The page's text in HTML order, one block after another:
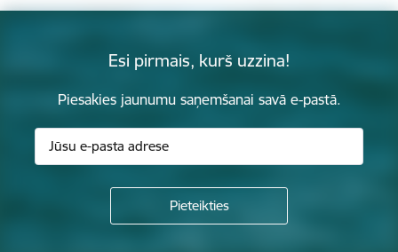
Esi pirmais, kurš uzzina!
Piesakies jaunumu saņemšanai savā e-pastā.